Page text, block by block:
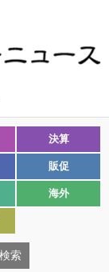
決算
販促
海外